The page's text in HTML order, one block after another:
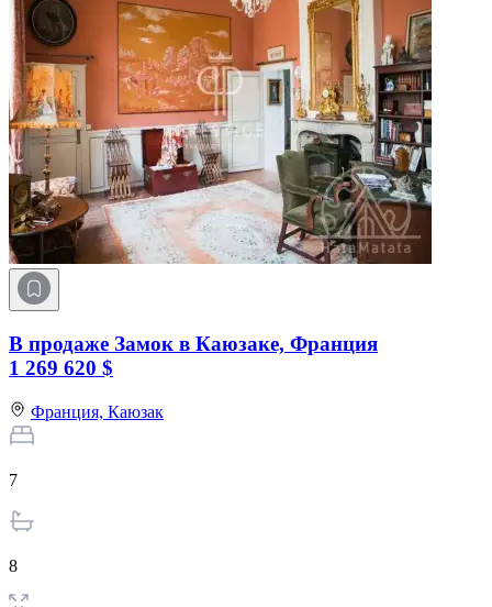
В продаже Замок в Каюзаке, Франция
1 269 620 $
Франция, Каюзак
7
8